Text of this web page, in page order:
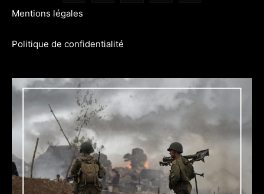
Mentions légales
Politique de confidentialité